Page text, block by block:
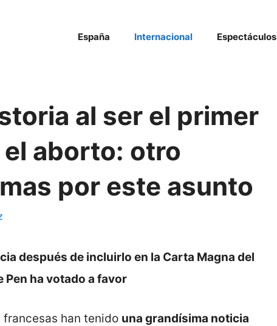
España Internacional Espectáculos
al ser el primer
aborto: otro
por este asunto
después de incluirlo en la Carta Magna del
Pen ha votado a favor
han tenido una grandísima noticia